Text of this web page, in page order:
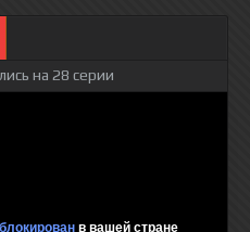
на 28 серии